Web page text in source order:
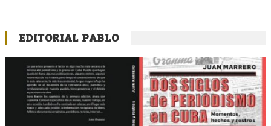
EDITORIAL PABLO